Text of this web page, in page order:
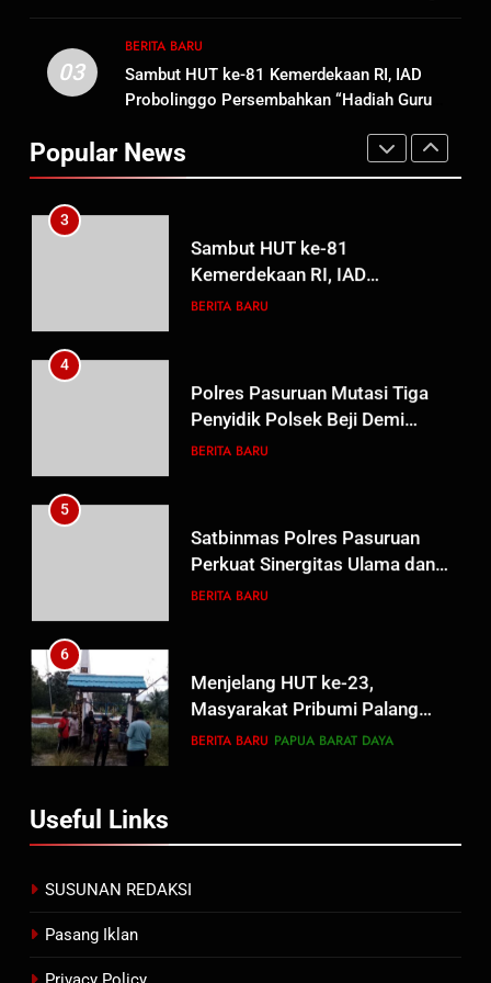
serta Taat Aturan di Kampung Sesor
03
BERITA BARU
Sambut HUT ke-81 Kemerdekaan RI, IAD
Probolinggo Persembahkan “Hadiah Guru
Guru Non-ASN sebagai Pahlawan Bangsa
Popular News
Sutarman
BERITA BARU HUKUM DAN KRIMINAL
2
TMMD Ke-129 Gelar Penyuluhan
Wasbang dan Hukum,
Tanamkan Kesadaran
Berbangsa serta Taat Aturan di
PAPUA BARAT DAYA
3
Sambut HUT ke-81
Kemerdekaan RI, IAD
Probolinggo Persembahkan
Pahlawan Bangsa
BERITA BARU
4
Polres Pasuruan Mutasi Tiga
Penyidik Polsek Beji Demi
Efektivitas dan Kelancaran
BERITA BARU
5
Satbinmas Polres Pasuruan
Perkuat Sinergitas Ulama dan
Umara Melalui Program Rabu
BERITA BARU
6
Menjelang HUT ke-23,
Masyarakat Pribumi Palang
Tugu Sejarah Trikora
BERITA BARU PAPUA BARAT DAYA
Wujud Komitmen Transparansi
BERITA BARU
8
Useful Links
SUSUNAN REDAKSI
Pasang Iklan